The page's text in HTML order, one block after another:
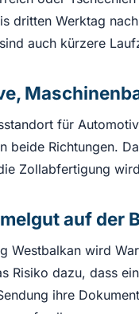
dritten Werktag
auch kürzere
für
beide Richtungen.
Zollabfertigung
auf der
Westbalkan wird
Risiko dazu, dass
ihre